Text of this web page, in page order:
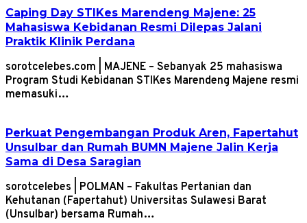
Caping Day STIKes Marendeng Majene: 25
Mahasiswa Kebidanan Resmi Dilepas Jalani
Praktik Klinik Perdana
sorotcelebes.com | MAJENE – Sebanyak 25 mahasiswa
Program Studi Kebidanan STIKes Marendeng Majene resmi
memasuki…
Perkuat Pengembangan Produk Aren, Fapertahut
Unsulbar dan Rumah BUMN Majene Jalin Kerja
Sama di Desa Saragian
sorotcelebes | POLMAN – Fakultas Pertanian dan
Kehutanan (Fapertahut) Universitas Sulawesi Barat
(Unsulbar) bersama Rumah…